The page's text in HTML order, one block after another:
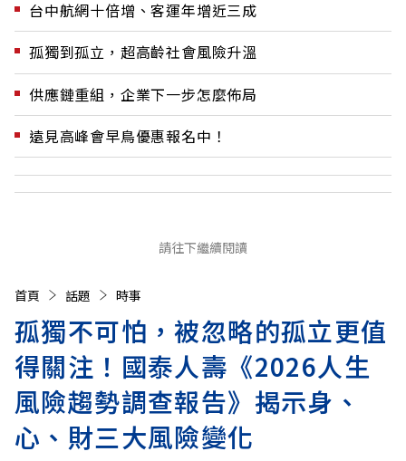
台中航網十倍增、客運年增近三成
孤獨到孤立，超高齡社會風險升溫
供應鏈重組，企業下一步怎麼佈局
遠見高峰會早鳥優惠報名中！
請往下繼續閱讀
首頁 話題 時事
孤獨不可怕，被忽略的孤立更值
得關注！國泰人壽《2026人生
風險趨勢調查報告》揭示身、
心、財三大風險變化